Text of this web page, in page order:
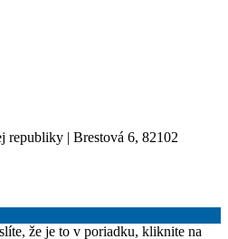
republiky | Brestová 6, 82102
že je to v poriadku, kliknite na